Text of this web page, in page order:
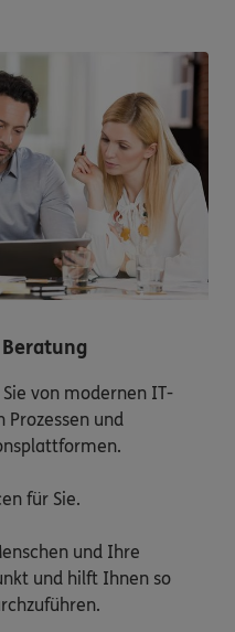
von modernen IT-
und
für Sie.
und Ihre
und hilft Ihnen so